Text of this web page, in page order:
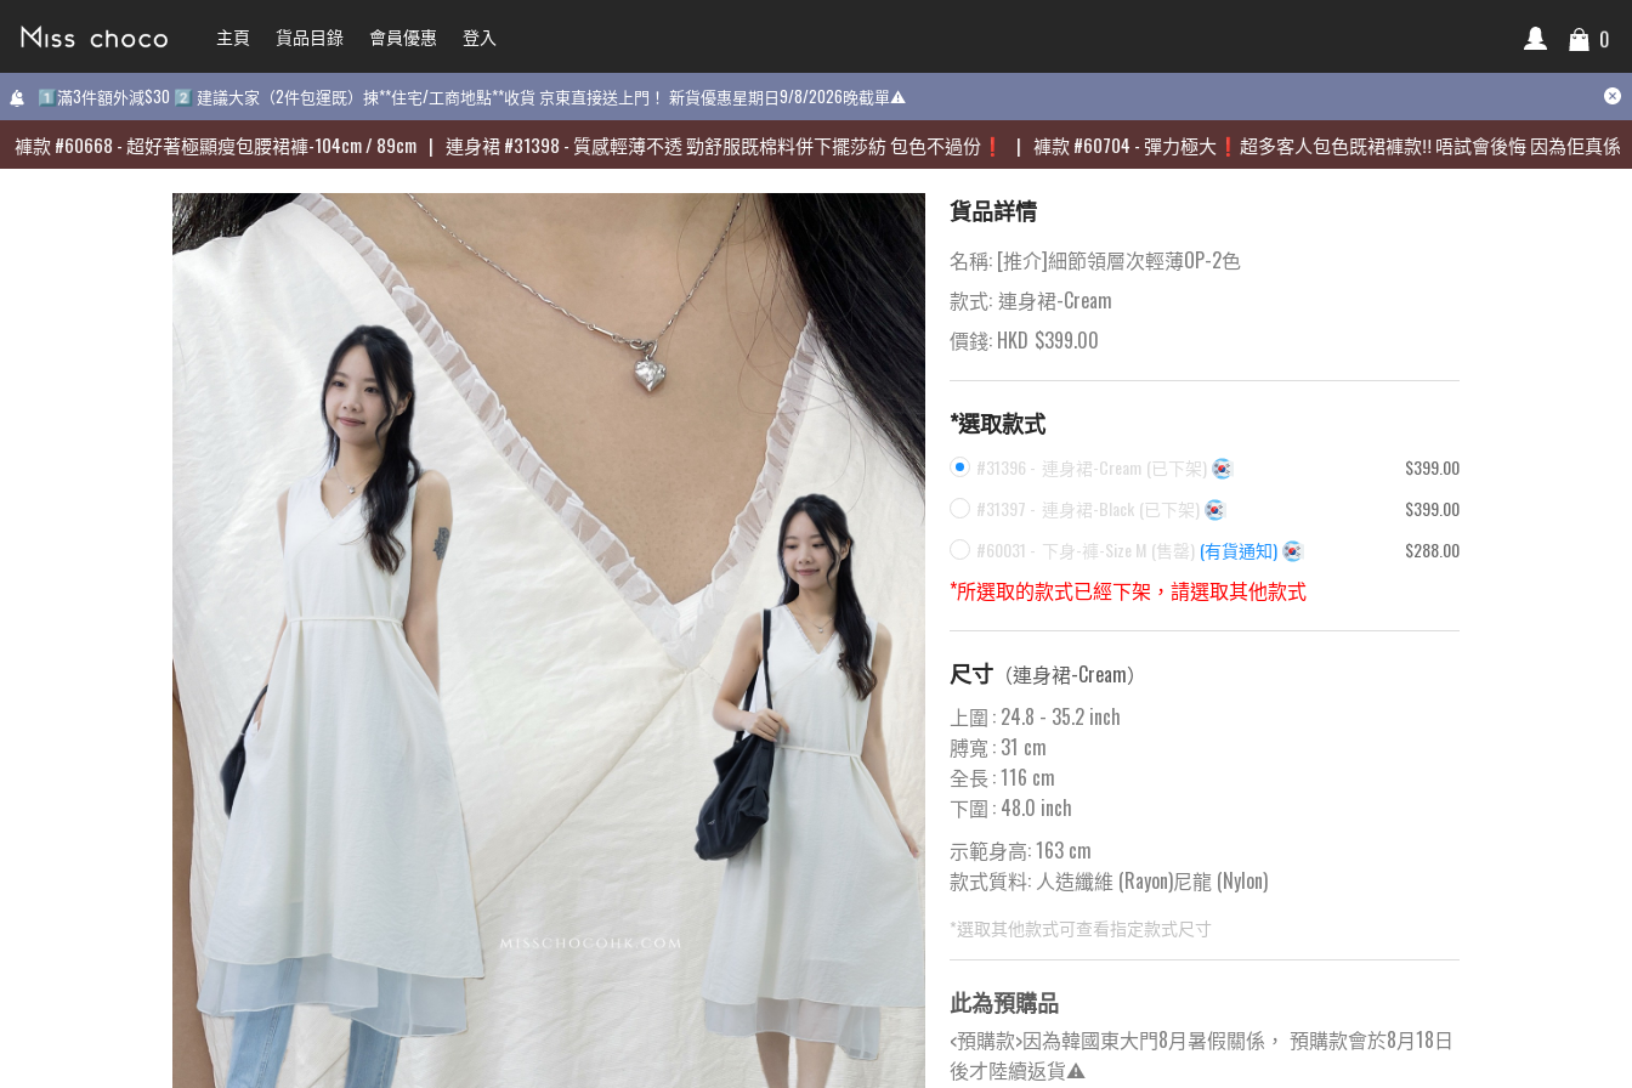
主頁 貨品目錄 會員優惠 登入 0
1️⃣滿3件額外減$30 2️⃣ 建議大家（2件包運既）揀**住宅/工商地點**收貨 京東直接送上門！ 新貨優惠星期日9/8/2026晚截單⚠️
60668-超好著極顯瘦包腰裙褲-104cm / 89cm | 連身裙#31398-質感輕薄不透 勁舒服既棉料併下擺莎紡 包色不過份❗️ | 褲款 # 60704-彈力極大❗️超多客人包色既裙褲款‼️ 唔試會後悔 因為佢真係好靚🫶🏻
主頁 貨品目錄 會員優惠 登入 0
1️⃣滿3件額外減$30 2️⃣ 建議大家（2件包運既）揀**住宅/工商地點**收貨 京東直接送上門！ 新貨優惠星期日9/8/2026晚截單⚠️
60668-超好著極顯瘦包腰裙褲-104cm / 89cm | 連身裙#31398-質感輕薄不透 勁舒服既棉料併下擺莎紡 包色不過份❗️ | 褲款 # 60704-彈力極大❗️超多客人包色既裙褲款‼️ 唔試會後悔 因為佢真係好靚🫶🏻
貨品詳情
名稱: [推介]細節領層次輕薄OP-2色
款式: 連身裙-Cream
價錢: HKD $399.00
*選取款式
#31396 - 連身裙-Cream (已下架)
$399.00
#31397 - 連身裙-Black (已下架)
$399.00
#60031 - 下身-褲-Size M (售罄) (有貨通知) $288.00
*所選取的款式已經下架，請選取其他款式
尺寸 （連身裙-Cream）
上圍 : 24.8 - 35.2 inch
膊寬 : 31 cm
全長 :116 cm
下圍 : 48.0 inch
示範身高: 163 cm
款式質料: 人造纖維 (Rayon)尼龍 (Nylon)
*選取其他款式可查看指定款式尺寸
此為預購品
<預購款>因為韓國東大門8月暑假關係， 預購款會於8月18日
後才陸續返貨⚠️